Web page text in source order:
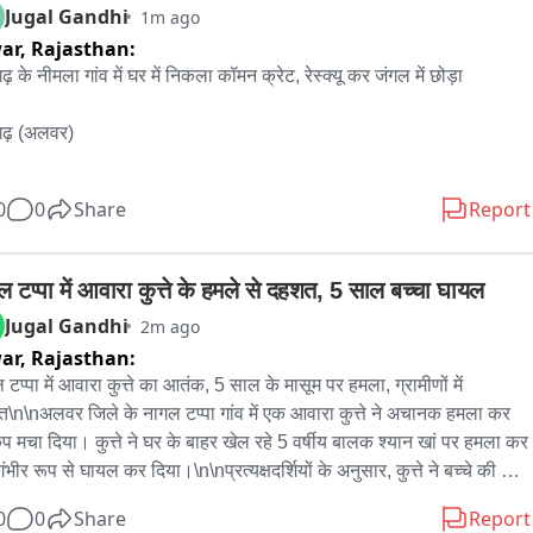
Jugal Gandhi 1m ago
Rajasthan:
के नीमला गांव में घर में निकला कॉमन क्रेट, रेस्क्यू कर जंगल में छोड़ा
(अलवर)
कॉमन क्रेट सांप दिखाई देने से परिवार में हड़कंप मच गया। घबराए परिजनों ने
मिलते ही रेस्क्यू टीम के सदस्य सोनू मौके पर पहुंचे और करीब चार फुट लंबे इस
सांप को सावधानीपूर्वक पकड़कर सुरक्षित रेस्क्यू किया। बाद में सांप को
छोड़ दिया गया।
टीम के सोनू ने बताया कि कॉमन क्रेट भारत के सबसे विषैले सांपों में शामिल है
“साइलेंट किलर” भी कहा जाता है, क्योंकि यह अक्सर रात में सो रहे व्यक्ति को
है।
0 Share Report
टप्पा में आवारा कुत्ते के हमले से दहशत, 5 साल बच्चा घायल
Jugal Gandhi 2m ago
Rajasthan:
टप्पा में आवारा कुत्ते का आतंक, 5 साल के मासूम पर हमला, ग्रामीणों में
जिले के नागल टप्पा गांव में एक आवारा कुत्ते ने अचानक हमला कर
मचा दिया। कुत्ते ने घर के बाहर खेल रहे 5 वर्षीय बालक श्यान खां पर हमला कर
रूप से घायल कर दिया।\n\nप्रत्यक्षदर्शियों के अनुसार, कुत्ते ने बच्चे की जांघ
पहुंचे और उसे कुत्ते से छुड़ाया। लोगों को अपनी ओर आता देख कुत्ता वहां से
0 Share Report